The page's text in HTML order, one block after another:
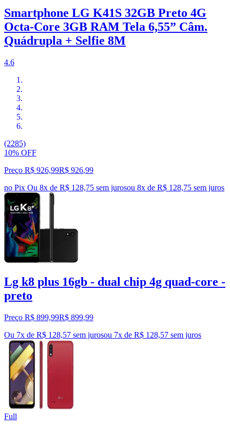
Smartphone LG K41S 32GB Preto 4G
Octa-Core 3GB RAM Tela 6,55” Câm.
Quádrupla + Selfie 8M
4.6
(2285)
10% OFF
Preço R$ 926,99R$ 926,99
no Pix Ou 8x de R$ 128,75 sem jurosou 8x de R$ 128,75 sem juros
Lg k8 plus 16gb - dual chip 4g quad-core -
preto
Preço R$ 899,99R$ 899,99
Ou 7x de R$ 128,57 sem jurosou 7x de R$ 128,57 sem juros
Full